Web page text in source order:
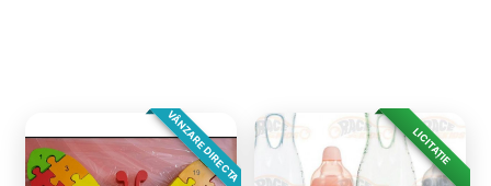
VÂNZARE DIRECTA LICITAȚIE